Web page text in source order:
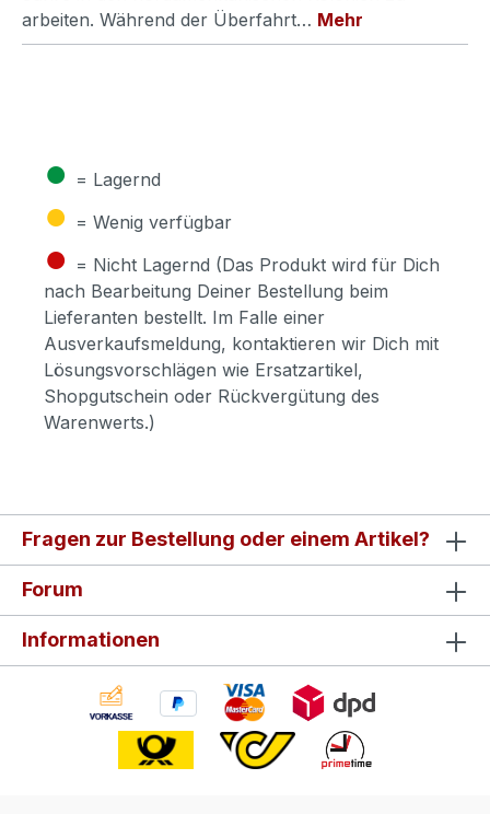
arbeiten. Während der Überfahrt… Mehr
● = Lagernd
● = Wenig verfügbar
● = Nicht Lagernd (Das Produkt wird für Dich
nach Bearbeitung Deiner Bestellung beim
Lieferanten bestellt. Im Falle einer
Ausverkaufsmeldung, kontaktieren wir Dich mit
Lösungsvorschlägen wie Ersatzartikel,
Shopgutschein oder Rückvergütung des
Warenwerts.)
Fragen zur Bestellung oder einem Artikel?
Forum
Informationen